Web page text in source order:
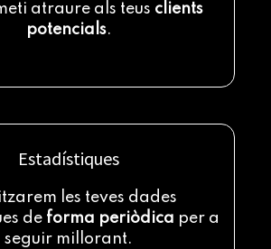
atraure als teus clients
potencials.
Estadístiques
les teves dades
de forma periòdica per a
seguir millorant.